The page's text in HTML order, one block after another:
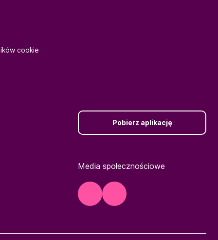
cookie
Pobierz aplikację
Media społecznościowe